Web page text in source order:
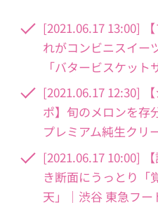
[2021.06.17 13:00]
れがコンビニスイー
「バタービスケット
[2021.06.17 12:30]
ポ】旬のメロンを存
プレミアム純生クリ
[2021.06.17 10:00]
き断面にうっとり
天」｜渋谷 東急フー